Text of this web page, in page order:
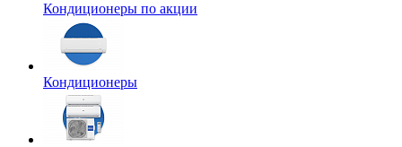
Кондиционеры по акции
Кондиционеры